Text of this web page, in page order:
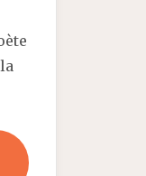
"ARTAUD: